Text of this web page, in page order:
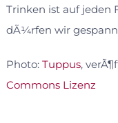
Trinken ist auf jeden
dÃ¼rfen wir
Photo: Tuppus,
Commons Lizenz